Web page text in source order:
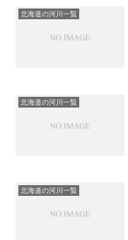
北海道の河川一覧
北海道の河川一覧
北海道の河川一覧